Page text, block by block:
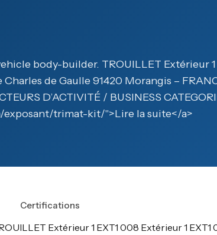
body-builder. TROUILLET Extérieur 1
Charles de Gaulle 91420 Morangis –
D’ACTIVITÉ / BUSINESS
trimat-kit/">Lire la suite</a>
Certifications
Extérieur 1 EXT1 008 Extérieur 1